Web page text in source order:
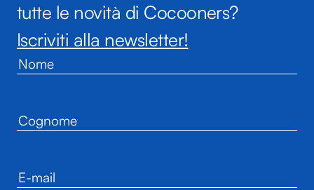
tutte le novità di Cocooners?
Iscriviti alla newsletter!